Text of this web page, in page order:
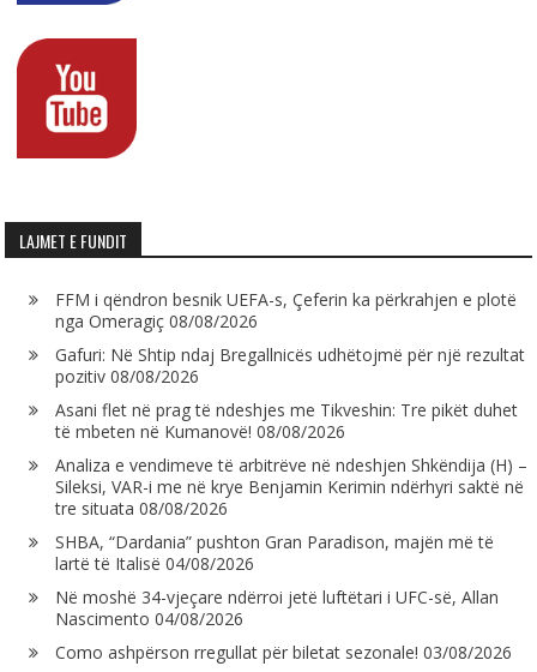
LAJMET E FUNDIT
FFM i qëndron besnik UEFA-s, Çeferin ka përkrahjen e plotë
nga Omeragiç 08/08/2026
Gafuri: Në Shtip ndaj Bregallnicës udhëtojmë për një rezultat
pozitiv 08/08/2026
Asani flet në prag të ndeshjes me Tikveshin: Tre pikët duhet
të mbeten në Kumanovë! 08/08/2026
Analiza e vendimeve të arbitrëve në ndeshjen Shkëndija (H) –
Sileksi, VAR-i me në krye Benjamin Kerimin ndërhyri saktë në
tre situata 08/08/2026
SHBA, “Dardania” pushton Gran Paradison, majën më të
lartë të Italisë 04/08/2026
Në moshë 34-vjeçare ndërroi jetë luftëtari i UFC-së, Allan
Nascimento 04/08/2026
Como ashpërson rregullat për biletat sezonale! 03/08/2026